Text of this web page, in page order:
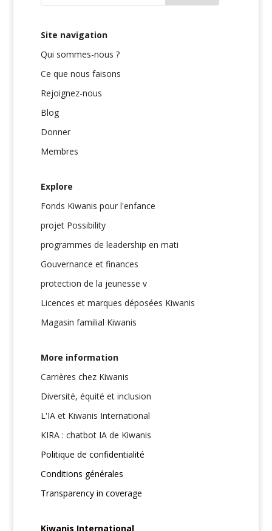
Site navigation
Qui sommes-nous ?
Ce que nous faisons
Rejoignez-nous
Blog
Donner
Membres
Explore
Fonds Kiwanis pour l'enfance
projet Possibility
programmes de leadership en mati
Gouvernance et finances
protection de la jeunesse v
Licences et marques déposées Kiwanis
Magasin familial Kiwanis
More information
Carrières chez Kiwanis
Diversité, équité et inclusion
L'IA et Kiwanis International
KIRA : chatbot IA de Kiwanis
Politique de confidentialité
Conditions générales
Transparency in coverage
Kiwanis International